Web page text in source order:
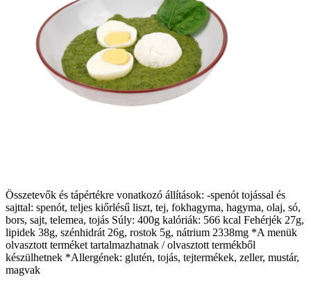
Összetevők és tápértékre vonatkozó állítások: -spenót tojással és
sajttal: spenót, teljes kiőrlésű liszt, tej, fokhagyma, hagyma, olaj, só,
bors, sajt, telemea, tojás Súly: 400g kalóriák: 566 kcal Fehérjék 27g,
lipidek 38g, szénhidrát 26g, rostok 5g, nátrium 2338mg *A menük
olvasztott terméket tartalmazhatnak / olvasztott termékből
készülhetnek *Allergének: glutén, tojás, tejtermékek, zeller, mustár,
magvak